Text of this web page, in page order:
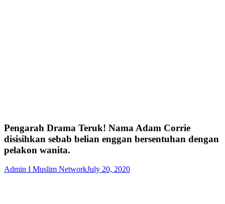
Pengarah Drama Teruk! Nama Adam Corrie
disisihkan sebab belian enggan bersentuhan dengan
pelakon wanita.
Admin I Muslim NetworkJuly 20, 2020